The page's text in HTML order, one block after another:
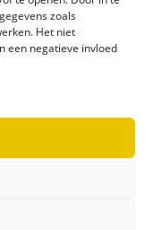
zoals
Het niet
een negatieve invloed